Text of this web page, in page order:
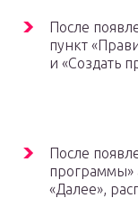
После
пункт
и «Создать
После
программы»
«Далее»,